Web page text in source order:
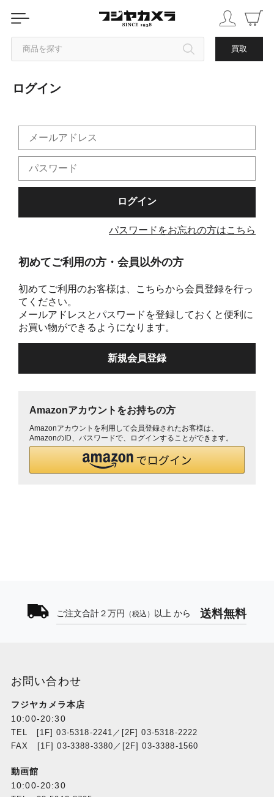
商品を探す 買取
カテゴリから探す
中古品を探す
ログイン
パスワードをお忘れの方はこちら
初めてご利用の方・会員以外の方
初めてご利用のお客様は、こちらから会員登録を行っ
てください。
メールアドレスとパスワードを登録しておくと便利に
お買い物ができるようになります。
Amazonアカウントをお持ちの方
Amazonアカウントを利用して会員登録されたお客様は、
AmazonのID、パスワードで、ログインすることができます。
ご注文合計２万円 （税込） 以上 から 送料無料
お問い合わせ
フジヤカメラ本店
10:00-20:30
TEL [1F] 03-5318-2241／[2F] 03-5318-2222
FAX [1F] 03-3388-3380／[2F] 03-3388-1560
動画館
10:00-20:30